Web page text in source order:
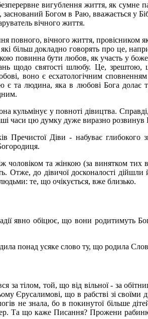
вигублення життя, як сумне
Богом в Раю, вважається у
вічного життя.
повного, вічного життя,
більш докладно говорять про це,
повинна бути любов, як участь у
щодо святості шлюбу. Це, зрештою,
воно є есхатологічним
є та людина, яка в любові Бога
кульмінує у повноті дівицтва.
часи цю думку дуже виразно
Пречистої Діви - набуває
чоловіком та жінкою (за винятком
Отже, до дівичої досконалості
те, що очікується, вже близько.
явно обіцює, що вони родитимуть
понад усяке слово ту, що родила
за тілом, той, що від вільної - за
Єрусалимові, що в рабстві зі
не знала, бо в покинутої більше
Та що каже Писання? Прожени